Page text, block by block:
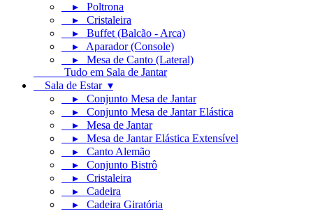
▸ Poltrona
▸ Cristaleira
▸ Buffet (Balcão - Arca)
▸ Aparador (Console)
▸ Mesa de Canto (Lateral)
Tudo em Sala de Jantar
Sala de Estar ▾
▸ Conjunto Mesa de Jantar
▸ Conjunto Mesa de Jantar Elástica
▸ Mesa de Jantar
▸ Mesa de Jantar Elástica Extensível
▸ Canto Alemão
▸ Conjunto Bistrô
▸ Cristaleira
▸ Cadeira
▸ Cadeira Giratória